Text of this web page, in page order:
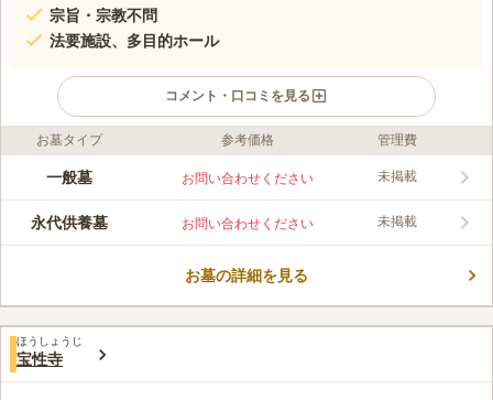
宗旨・宗教不問
法要施設、多目的ホール
コメント・口コミを見る
ライフドット編集部のコメント
即法寺は浄土真宗の大谷派の寺院で、法照山と号します。本堂に
納骨堂です。 小田急線「経堂駅」から徒歩約8分、東急世田谷線
「松原駅」より徒歩約8分とアクセス良好です。また駐車場も完
れていて、天候に左右されずいつでも清潔な空間を提供していま
この霊園はまだ誰からも評価されていません。
お墓タイプ 参考価格 管理費
一般墓 お問い合わせください 未掲載
永代供養墓 お問い合わせください 未掲載
お墓の詳細を見る
ほうしょうじ
宝性寺